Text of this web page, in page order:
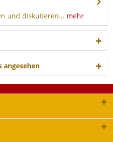
und diskutieren... mehr
angesehen